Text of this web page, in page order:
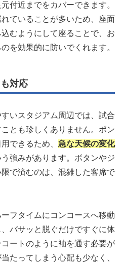
付近までをカバーできます。
ていることが多いため、座面
むようにして座ることで、お
を効果的に防いでくれます。
対応
いスタジアム周辺では、試合
とも珍しくありません。ポン
できるため、 急な天候の変化
う強みがあります。ボタンやジ
で済むのは、混雑した客席で
フタイムにコンコースへ移動
バサッと脱ぐだけですぐに体
ートのように袖を通す必要が
たってしまう心配も少なく、